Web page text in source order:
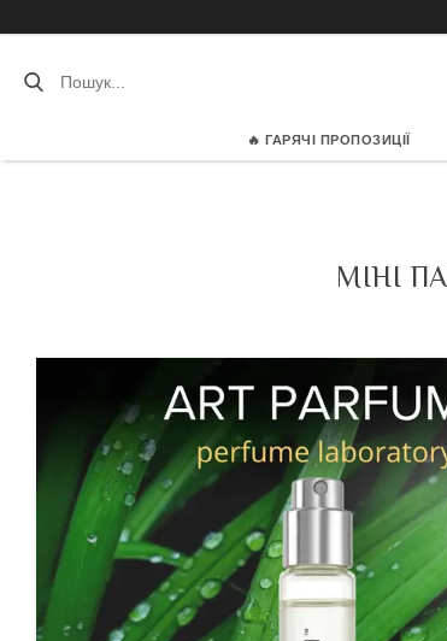
🔥 ГАРЯЧІ ПРОПОЗИЦІЇ
МІНІ